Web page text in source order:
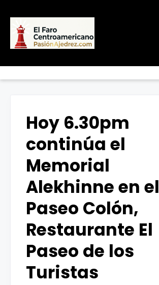
Hoy 6.30pm
continúa el
Memorial
Alekhinne en el
Paseo Colón,
Restaurante El
Paseo de los
Turistas